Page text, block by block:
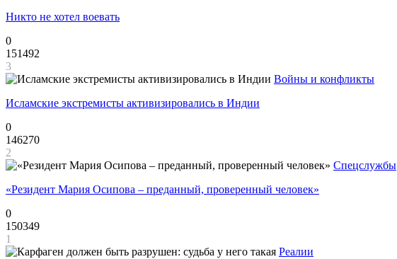
Никто не хотел воевать
0
151492
3
Войны и конфликты
Исламские экстремисты активизировались в Индии
0
146270
2
Спецслужбы
«Резидент Мария Осипова – преданный, проверенный человек»
0
150349
1
Реалии